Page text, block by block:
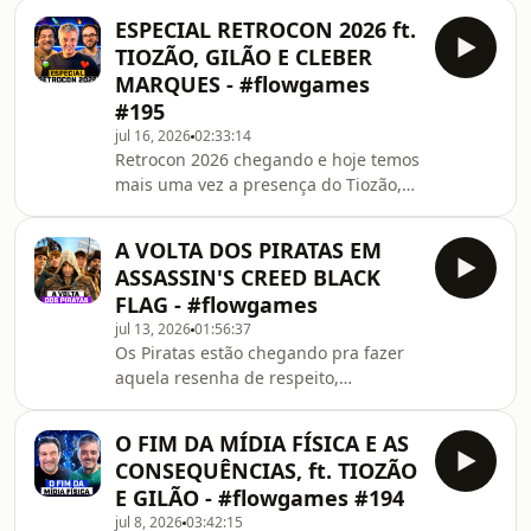
jogadores, mais da crise de memó
troféu de jogo do ano, vulgo GOTY. Os
favoritos já estão decididos? Tem
algum jogo correndo por fora? A voz
do povo vai fazer valer a premiação?E
qual o SEU GOTY de 2026 até agora?
ESPECIAL RETROCON 2026 ft.
TIOZÃO, GILÃO E CLEBER
MARQUES - #flowgames
#195
jul 16, 202602:33:14
Retrocon 2026 chegando e hoje temos
mais uma vez a presença do Tiozão,
acessórios mais insanos que já foram
lançados na indústria dos games.Vem
que hoje a resenha tá incrível!⚡
A VOLTA DOS PIRATAS EM
ASSASSIN'S CREED BLACK
FLAG - #flowgames
jul 13, 202601:56:37
Os Piratas estão chegando pra fazer
aquela resenha de respeito,
com visual e mecânicas renovadas
agora com Assassin&#39;s Creed
Black Flag Resynced. Os mares estão
mais exuberantes do que nunca
O FIM DA MÍDIA FÍSICA E AS
CONSEQUÊNCIAS, ft. TIOZÃO
E GILÃO - #flowgames #194
jul 8, 202603:42:15